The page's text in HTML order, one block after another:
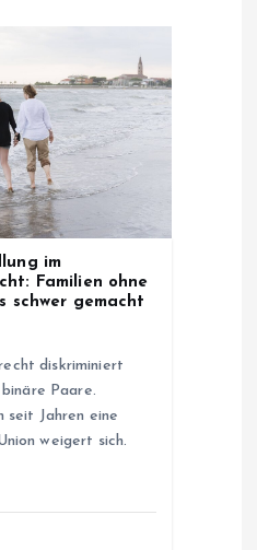
im
Familien ohne
schwer gemacht
diskriminiert
Paare.
Jahren eine
weigert sich.